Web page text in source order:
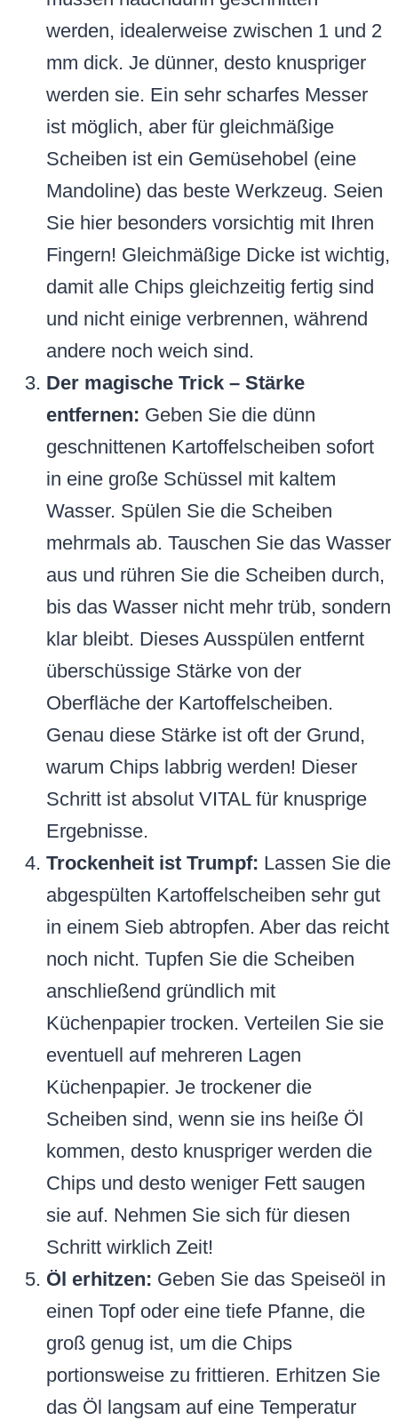
werden, idealerweise zwischen 1 und 2
mm dick. Je dünner, desto knuspriger
werden sie. Ein sehr scharfes Messer
ist möglich, aber für gleichmäßige
Scheiben ist ein Gemüsehobel (eine
Mandoline) das beste Werkzeug. Seien
Sie hier besonders vorsichtig mit Ihren
Fingern! Gleichmäßige Dicke ist wichtig,
damit alle Chips gleichzeitig fertig sind
und nicht einige verbrennen, während
andere noch weich sind.
Der magische Trick – Stärke
entfernen: Geben Sie die dünn
geschnittenen Kartoffelscheiben sofort
in eine große Schüssel mit kaltem
Wasser. Spülen Sie die Scheiben
mehrmals ab. Tauschen Sie das Wasser
aus und rühren Sie die Scheiben durch,
bis das Wasser nicht mehr trüb, sondern
klar bleibt. Dieses Ausspülen entfernt
überschüssige Stärke von der
Oberfläche der Kartoffelscheiben.
Genau diese Stärke ist oft der Grund,
warum Chips labbrig werden! Dieser
Schritt ist absolut VITAL für knusprige
Ergebnisse.
Trockenheit ist Trumpf: Lassen Sie die
abgespülten Kartoffelscheiben sehr gut
in einem Sieb abtropfen. Aber das reicht
noch nicht. Tupfen Sie die Scheiben
anschließend gründlich mit
Küchenpapier trocken. Verteilen Sie sie
eventuell auf mehreren Lagen
Küchenpapier. Je trockener die
Scheiben sind, wenn sie ins heiße Öl
kommen, desto knuspriger werden die
Chips und desto weniger Fett saugen
sie auf. Nehmen Sie sich für diesen
Schritt wirklich Zeit!
Öl erhitzen: Geben Sie das Speiseöl in
einen Topf oder eine tiefe Pfanne, die
groß genug ist, um die Chips
portionsweise zu frittieren. Erhitzen Sie
das Öl langsam auf eine Temperatur